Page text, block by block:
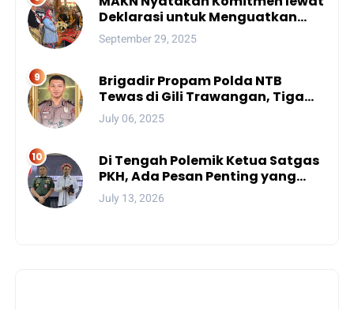
Deklarasi untuk Menguatkan
Peran Adat Nusantara menuju
Kemajuan Bangsa
September 29, 2025
Brigadir Propam Polda NTB
Tewas di Gili Trawangan, Tiga
Tersangka Termasuk Atasan
Sendiri
July 06, 2025
Di Tengah Polemik Ketua Satgas
PKH, Ada Pesan Penting yang
Ditegaskan ke Publik
July 13, 2026